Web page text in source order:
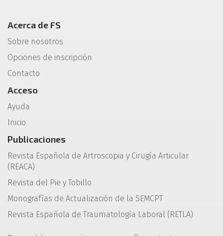
Acerca de FS
Sobre nosotros
Opciones de inscripción
Contacto
Acceso
Ayuda
Inicio
Publicaciones
Revista Española de Artroscopia y Cirugía Articular
(REACA)
Revista del Pie y Tobillo
Monografías de Actualización de la SEMCPT
Revista Española de Traumatología Laboral (RETLA)